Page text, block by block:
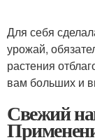
Для себя
урожай,
растения
вам больших и
Свежий